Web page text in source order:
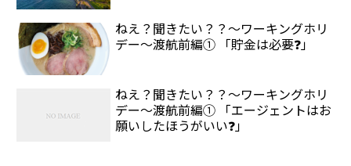
ねえ？聞きたい？？～ワーキングホリ
デー～渡航前編① 「貯金は必要❓」
ねえ？聞きたい？？～ワーキングホリ
デー～渡航前編① 「エージェントはお
願いしたほうがいい❓」